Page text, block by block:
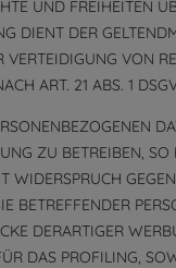
UND FREIHEITEN
DIENT DER
VERTEIDIGUNG VON
ART. 21 ABS. 1
ZU BETREIBEN, SO
WIDERSPRUCH
BETREFFENDER
DERARTIGER
DAS PROFILING,